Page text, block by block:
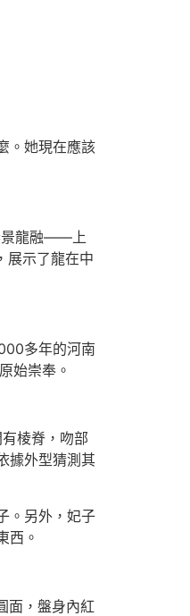
。她現在應該
景龍融——上
展示了龍在中
多年的河南
始崇奉。
棱脊，吻部
據外型猜測其
。另外，妃子
西。
面，盤身內紅